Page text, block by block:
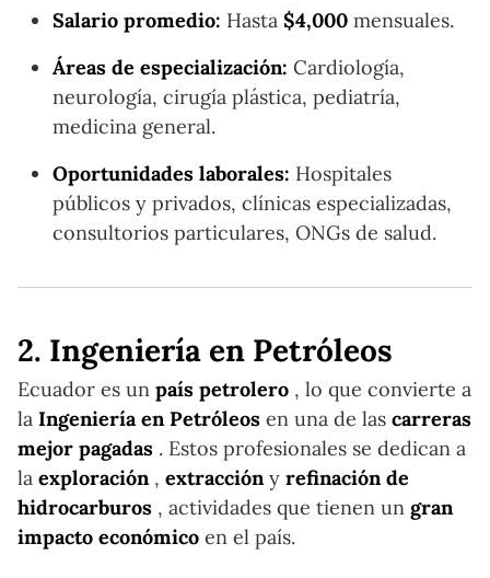
Salario promedio: Hasta $4,000 mensuales.
Áreas de especialización: Cardiología,
neurología, cirugía plástica, pediatría,
medicina general.
Oportunidades laborales: Hospitales
públicos y privados, clínicas especializadas,
consultorios particulares, ONGs de salud.
2. Ingeniería en Petróleos
Ecuador es un país petrolero , lo que convierte a
la Ingeniería en Petróleos en una de las carreras
mejor pagadas . Estos profesionales se dedican a
la exploración, extraccióny refinación de
hidrocarburos , actividades que tienen un gran
impacto económico en el país.